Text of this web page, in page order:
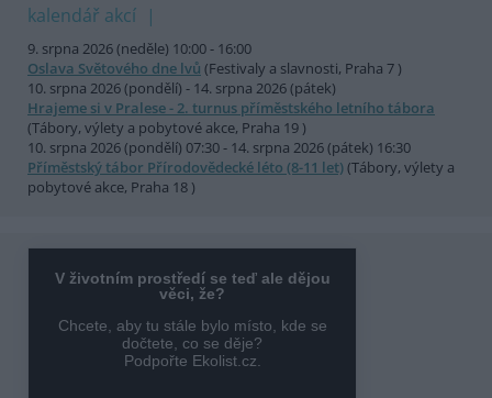
kalendář akcí
9. srpna 2026 (neděle) 10:00 - 16:00
Oslava Světového dne lvů (Festivaly a slavnosti, Praha 7 )
10. srpna 2026 (pondělí) - 14. srpna 2026 (pátek)
Hrajeme si v Pralese - 2. turnus příměstského letního tábora
(Tábory, výlety a pobytové akce, Praha 19 )
10. srpna 2026 (pondělí) 07:30 - 14. srpna 2026 (pátek) 16:30
Příměstský tábor Přírodovědecké léto (8-11 let)(Tábory, výlety a
pobytové akce, Praha 18 )